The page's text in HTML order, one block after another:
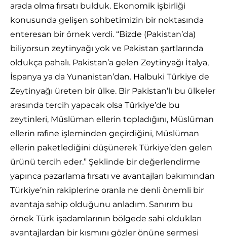
arada olma fırsatı bulduk. Ekonomik işbirliği
konusunda gelişen sohbetimizin bir noktasında
enteresan bir örnek verdi. “Bizde (Pakistan’da)
biliyorsun zeytinyağı yok ve Pakistan şartlarında
oldukça pahalı. Pakistan’a gelen Zeytinyağı İtalya,
İspanya ya da Yunanistan’dan. Halbuki Türkiye de
Zeytinyağı üreten bir ülke. Bir Pakistan’lı bu ülkeler
arasında tercih yapacak olsa Türkiye’de bu
zeytinleri, Müslüman ellerin topladığını, Müslüman
ellerin rafine işleminden geçirdiğini, Müslüman
ellerin paketlediğini düşünerek Türkiye’den gelen
ürünü tercih eder.” Şeklinde bir değerlendirme
yapınca pazarlama fırsatı ve avantajları bakımından
Türkiye’nin rakiplerine oranla ne denli önemli bir
avantaja sahip olduğunu anladım. Sanırım bu
örnek Türk işadamlarının bölgede sahi oldukları
avantajlardan bir kısmını gözler önüne sermesi